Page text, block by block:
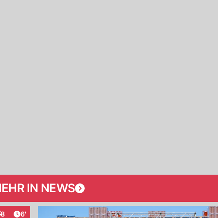
IN NEWS
8 Artikel veröffentlicht:
6'